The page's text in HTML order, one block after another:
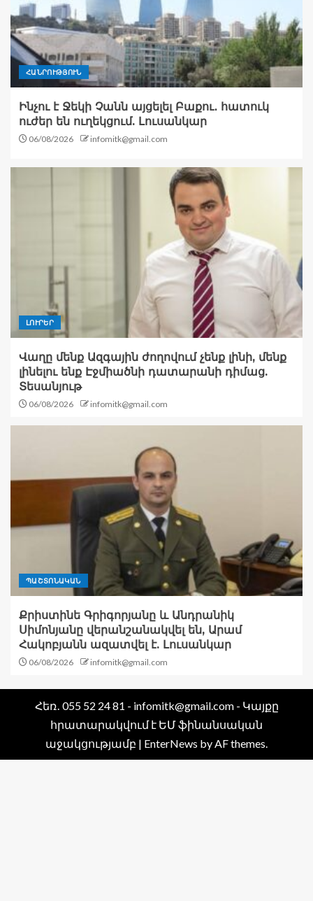
ՀԱՆՐՈՒԹՅՈՒՆ
Ինչու է Ջեկի Չանն այցելել Բաքու․ հատուկ
ուժեր են ուղեկցում. Լուսանկար
06/08/2026 infomitk@gmail.com
ԼՈՒՐԵՐ
Վաղը մենք Ազգային ժողովում չենք լինի, մենք
լինելու ենք Էջմիածնի դատարանի դիմաց.
Տեսանյութ
06/08/2026 infomitk@gmail.com
ՊԱՇՏՈՆԱԿԱՆ
Քրիստինե Գրիգորյանը և Անդրանիկ
Սիմոնյանը վերանշանակվել են, Արամ
Հակոբյանն ազատվել է. Լուսանկար
06/08/2026 infomitk@gmail.com
Հեռ․ 055 52 24 81 - infomitk@gmail.com - Կայքը
հրատարակվում է ԵՄ ֆինանսական
աջակցությամբ | EnterNews by AF themes.